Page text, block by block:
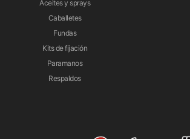
Aceites y sprays
Caballetes
Fundas
Kits de fijación
Paramanos
Respaldos